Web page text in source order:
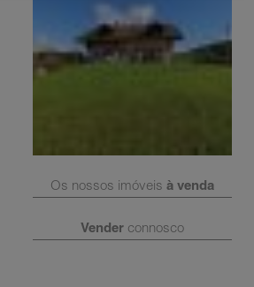
Os nossos imóveis à venda
Vender connosco